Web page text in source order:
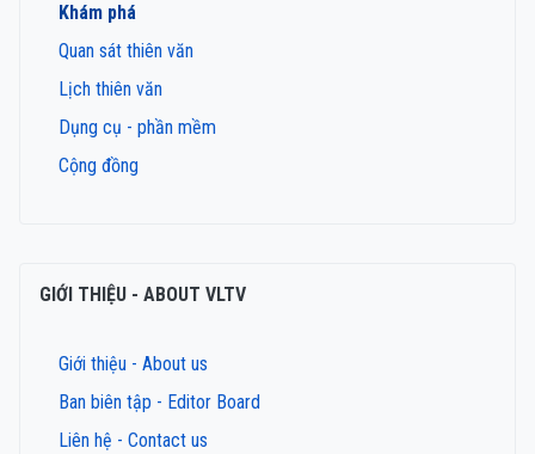
Khám phá
Quan sát thiên văn
Lịch thiên văn
Dụng cụ - phần mềm
Cộng đồng
GIỚI THIỆU - ABOUT VLTV
Giới thiệu - About us
Ban biên tập - Editor Board
Liên hệ - Contact us